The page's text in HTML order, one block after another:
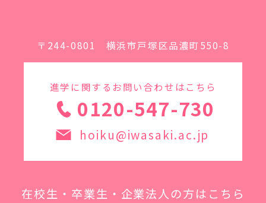
〒244-0801 横浜市戸塚区品濃町550-8
進学に関するお問い合わせはこちら
0120-547-730
hoiku@iwasaki.ac.jp
在校生・卒業生・企業法人の方はこちら